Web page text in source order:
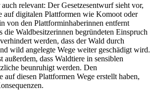
relevant: Der Gesetzesentwurf sieht vor,
auf digitalen Plattformen wie Komoot oder
von den Plattforminhaberinnen entfernt
die Waldbesitzerinnen begründeten Einspruch
werden, dass der Wald durch
wild angelegte Wege weiter geschädigt wird.
dass Waldtiere in sensiblen
beunruhigt werden. Den
auf diesen Plattformen Wege erstellt haben,